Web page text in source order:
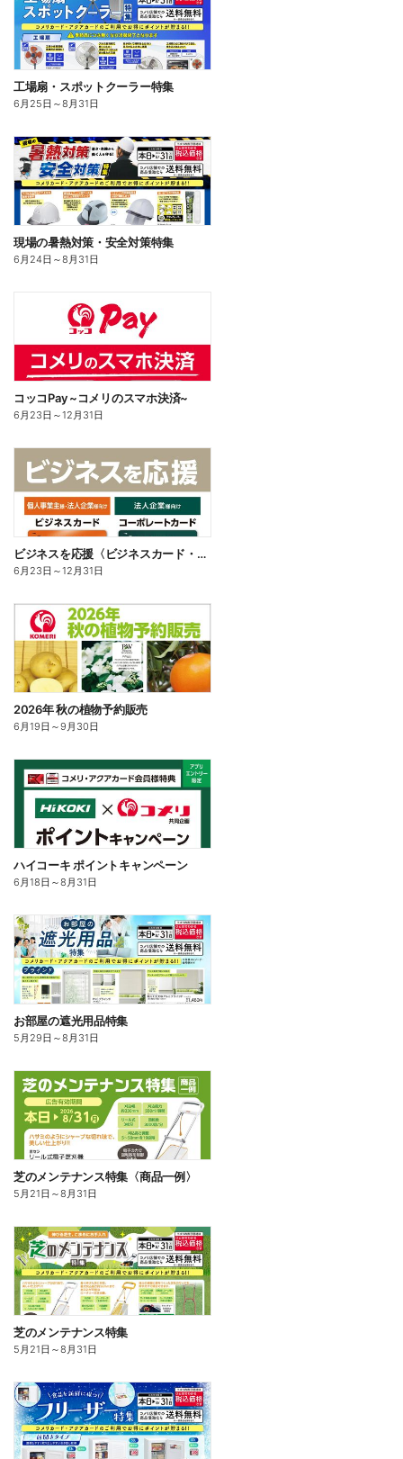
工場扇・スポットクーラー特集
6月25日 ～8月31日
現場の暑熱対策・安全対策特集
6月24日 ～8月31日
コッコPay ~コメリのスマホ決済~
6月23日 ～12月31日
ビジネスを応援〈ビジネスカード・コーポレートカード〉
6月23日 ～12月31日
2026年 秋の植物予約販売
6月19日 ～9月30日
ハイコーキ ポイントキャンペーン
6月18日 ～8月31日
お部屋の遮光用品特集
5月29日 ～8月31日
芝のメンテナンス特集〈商品一例〉
5月21日 ～8月31日
芝のメンテナンス特集
5月21日 ～8月31日